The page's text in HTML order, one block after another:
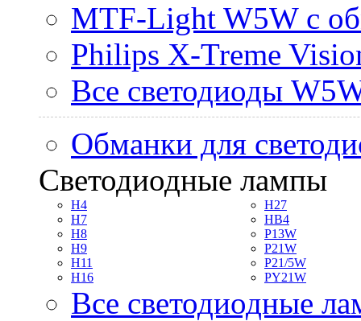
MTF-Light W5W с
Philips X-Treme
Все светодиоды
Обманки для
Светодиодные лампы
H4
H7
H8
H9
H11
H16
H27
HB4
P13W
P21W
P21/5W
PY21W
Все светодиодные